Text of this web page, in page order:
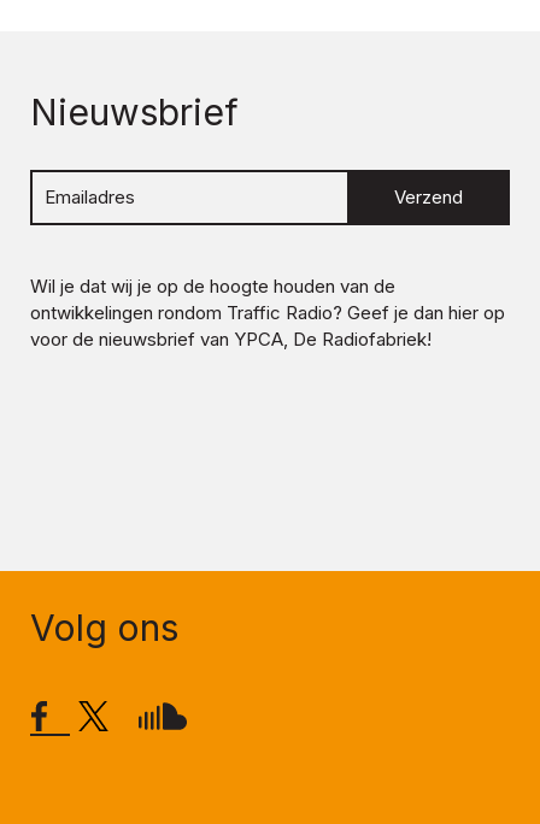
Nieuwsbrief
Verzend
Wil je dat wij je op de hoogte houden van de
ontwikkelingen rondom Traffic Radio? Geef je dan hier op
voor de nieuwsbrief van YPCA, De Radiofabriek!
Volg ons